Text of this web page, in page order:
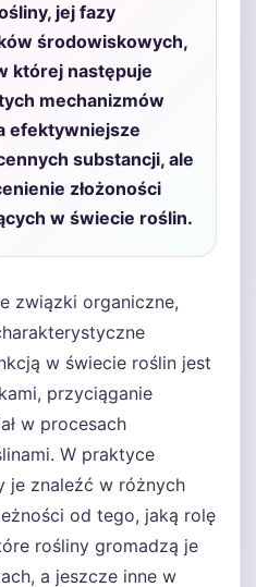
jej fazy
środowiskowych,
której następuje
mechanizmów
efektywniejsze
substancji, ale
złożoności
w świecie roślin.
związki organiczne,
w świecie roślin jest
przyciąganie
w procesach
W praktyce
je znaleźć w różnych
od tego, jaką rolę
rośliny gromadzą je
a jeszcze inne w